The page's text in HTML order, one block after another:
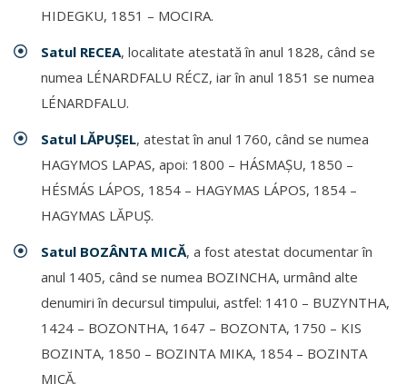
HIDEGKU, 1851 – MOCIRA.
Satul RECEA, localitate atestată în anul 1828, când se
numea LÉNARDFALU RÉCZ, iar în anul 1851 se numea
LÉNARDFALU.
Satul LĂPUŞEL, atestat în anul 1760, când se numea
HAGYMOS LAPAS, apoi: 1800 – HÁSMAŞU, 1850 –
HÉSMÁS LÁPOS, 1854 – HAGYMAS LÁPOS, 1854 –
HAGYMAS LĂPUŞ.
Satul BOZÂNTA MICĂ, a fost atestat documentar în
anul 1405, când se numea BOZINCHA, urmând alte
denumiri în decursul timpului, astfel: 1410 – BUZYNTHA,
1424 – BOZONTHA, 1647 – BOZONTA, 1750 – KIS
BOZINTA, 1850 – BOZINTA MIKA, 1854 – BOZINTA
MICĂ.